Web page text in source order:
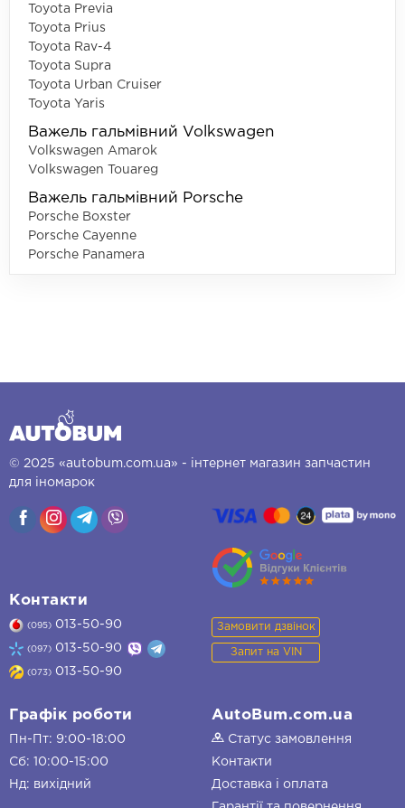
Toyota Previa
Toyota Prius
Toyota Rav-4
Toyota Supra
Toyota Urban Cruiser
Toyota Yaris
Важель гальмівний Volkswagen
Volkswagen Amarok
Volkswagen Touareg
Важель гальмівний Porsche
Porsche Boxster
Porsche Cayenne
Porsche Panamera
© 2025 «autobum.com.ua» - інтернет магазин запчастин
для іномарок
Контакти
(095) 013-50-90
(097) 013-50-90
(073) 013-50-90
Замовити дзвінок
Запит на VIN
Графік роботи
Пн-Пт: 9:00-18:00
Сб: 10:00-15:00
Нд: вихідний
AutoBum.com.ua
Статус замовлення
Контакти
Доставка і оплата